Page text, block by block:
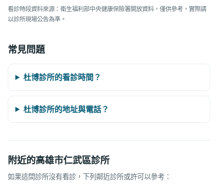
看診時段資料來源：衛生福利部中央健康保險署開放資料，僅供參考，實際請
以診所現場公告為準。
常見問題
杜博診所的看診時間？
杜博診所的地址與電話？
附近的高雄市仁武區診所
如果這間診所沒有看診，下列鄰近診所或許可以參考：